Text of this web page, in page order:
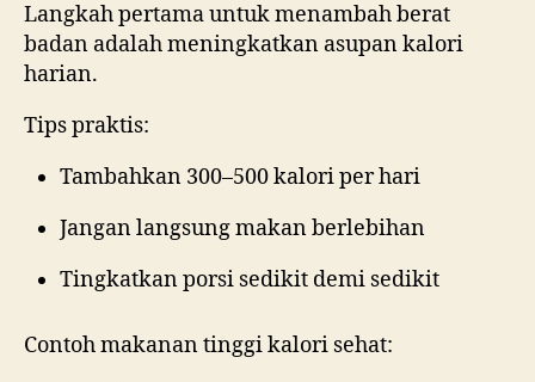
Langkah pertama untuk menambah berat
badan adalah meningkatkan asupan kalori
harian.
Tips praktis:
Tambahkan 300–500 kalori per hari
Jangan langsung makan berlebihan
Tingkatkan porsi sedikit demi sedikit
Contoh makanan tinggi kalori sehat: